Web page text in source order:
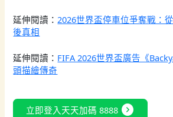
延伸閱讀： 2026世界盃停車位爭奪戰：
後真相
延伸閱讀： FIFA 2026世界盃廣告《
頭描繪傳奇
立即登入天天加碼 8888 expand_circle_right